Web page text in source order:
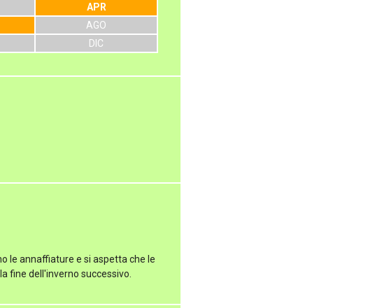
APR
AGO
DIC
le annaffiature e si aspetta che le
fine dell'inverno successivo.